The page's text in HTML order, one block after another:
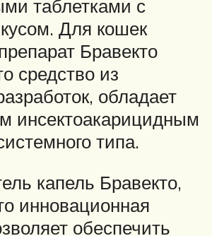
таблетками с
Для кошек
Бравекто
средство из
обладает
инсектоакарицидным
типа.
капель Бравекто,
инновационная
обеспечить